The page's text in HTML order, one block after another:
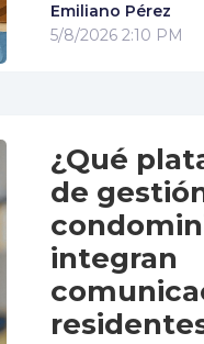
Emiliano Pérez
5/8/2026 2:10 PM
¿Qué
de
integran